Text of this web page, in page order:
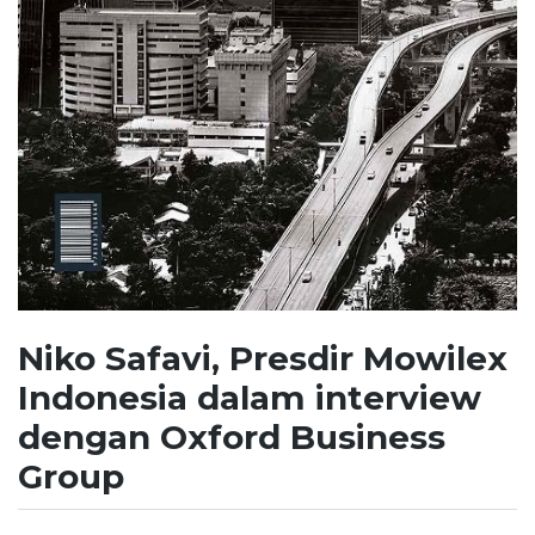
Niko Safavi, Presdir Mowilex
Indonesia dalam interview
dengan Oxford Business
Group